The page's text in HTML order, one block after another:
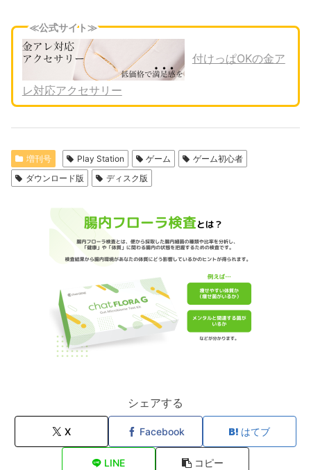
≪公式サイト≫
付けっぱOKの金ア
レ対応アクセサリー
増刊号 Play Station ゲーム
ゲーム初心者
ダウンロード版
ディスク版
シェアする
X Facebook はてブ
LINE コピー